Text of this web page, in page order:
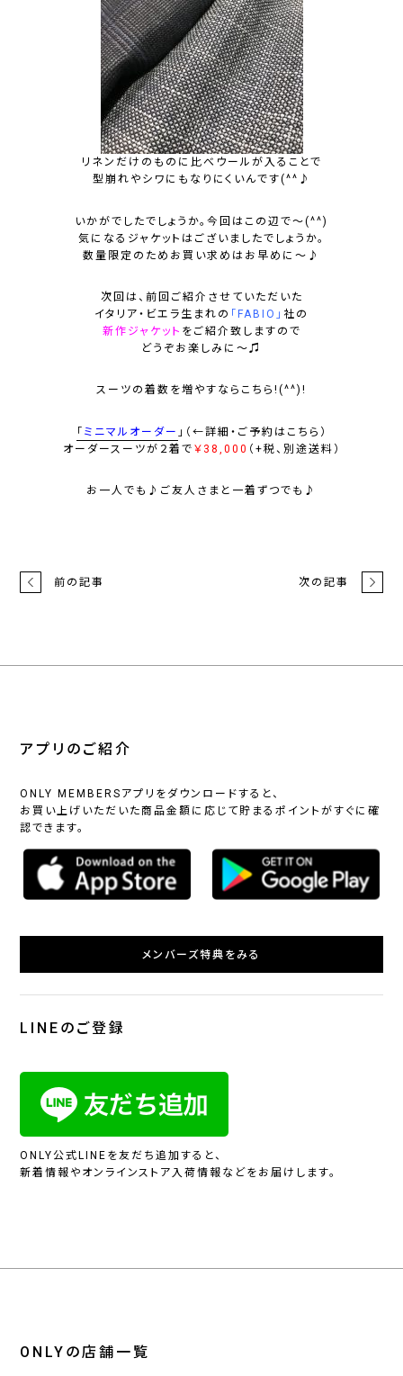
リネンだけのものに比べウールが入ることで
型崩れやシワにもなりにくいんです(^^♪
いかがでしたでしょうか。今回はこの辺で～(^^)
気になるジャケットはございましたでしょうか。
数量限定のためお買い求めはお早めに～♪
次回は、前回ご紹介させていただいた
イタリア・ビエラ 生まれの 「FABIO」 社の
新作ジャケット をご紹介致しますので
どうぞお楽しみに～♫
スーツの着数を増やすならこちら !(^^)!
「 ミニマルオーダー 」 （←詳細・ご予約はこちら）
オーダースーツが ２着 で ￥38,000 （+税、別途送料）
お一人でも♪ご友人さまと一着ずつでも♪
前の記事 次の記事
アプリのご紹介
ONLY MEMBERSアプリをダウンロードすると、
お買い上げいただいた商品金額に応じて貯まるポイントがすぐに確
認できます。
メンバーズ特典をみる
LINEのご登録
ONLY公式LINEを友だち追加すると、
新着情報やオンラインストア入荷情報などをお届けします。
ONLYの店舗一覧